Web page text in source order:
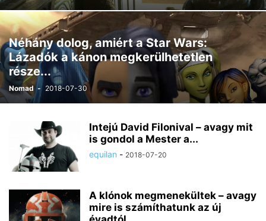
Néhány dolog, amiért a Star Wars:
Lázadók a kánon megkerülhetetlen
része...
Nomad - 2018-07-30
Intejú David Filonival – avagy mit
is gondol a Mester a...
equilan - 2018-07-20
A klónok megmenekültek – avagy
mire is számíthatunk az új